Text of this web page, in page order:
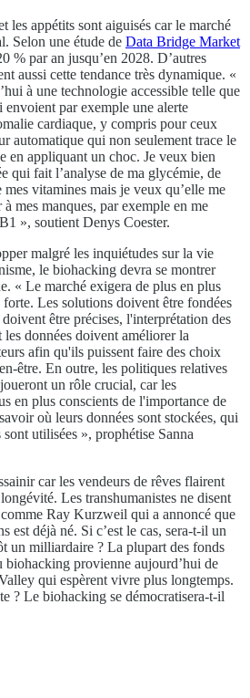
les appétits sont aiguisés car le marché
Selon une étude de Data Bridge Market
% par an jusqu’en 2028. D’autres
aussi cette tendance très dynamique. «
à une technologie accessible telle que
envoient par exemple une alerte
cardiaque, y compris pour ceux
automatique qui non seulement trace le
en appliquant un choc. Je veux bien
qui fait l’analyse de ma glycémie, de
vitamines mais je veux qu’elle me
mes manques, par exemple en me
», soutient Denys Coester.
malgré les inquiétudes sur la vie
le biohacking devra se montrer
« Le marché exigera de plus en plus
Les solutions doivent être fondées
être précises, l'interprétation des
données doivent améliorer la
afin qu'ils puissent faire des choix
être. En outre, les politiques relatives
un rôle crucial, car les
en plus conscients de l'importance de
où leurs données sont stockées, qui
utilisées », prophétise Sanna
car les vendeurs de rêves flairent
Les transhumanistes ne disent
comme Ray Kurzweil qui a annoncé que
est déjà né. Si c’est le cas, sera-t-il un
un milliardaire ? La plupart des fonds
biohacking provienne aujourd’hui de
qui espèrent vivre plus longtemps.
? Le biohacking se démocratisera-t-il